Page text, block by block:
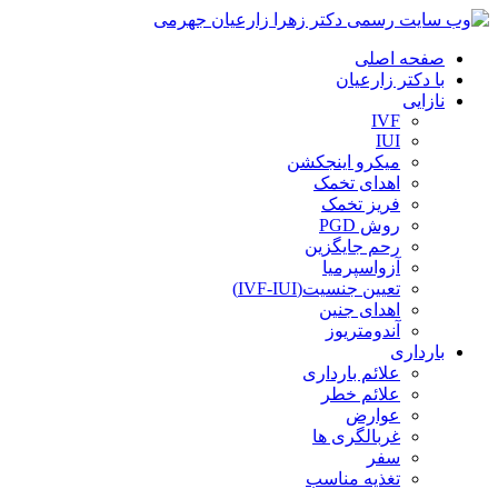
صفحه اصلی
با دکتر زارعیان
نازایی
IVF
IUI
میکرو اینجکشن
اهدای تخمک
فریز تخمک
روش PGD
رحم جایگزین
آزواسپرمیا
تعیین جنسیت(IVF-IUI)
اهدای جنین
آندومتریوز
بارداری
علائم بارداری
علائم خطر
عوارض
غربالگری ها
سفر
تغذیه مناسب